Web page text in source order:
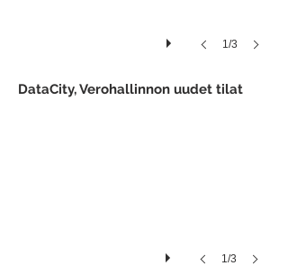
1/3
1/3
DataCity, Verohallinnon uudet tilat